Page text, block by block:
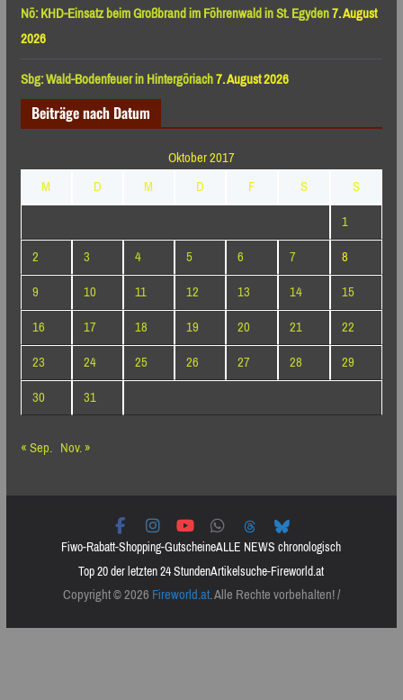
Nö: KHD-Einsatz beim Großbrand im Föhrenwald in St. Egyden7. August
2026
Sbg: Wald-Bodenfeuer in Hintergöriach7. August 2026
Beiträge nach Datum
Oktober 2017
M
D M D F S
S
1
2
3 4 5 6 7
8
9
10 11 12 13 14
15
16
17 18 19 20 21
22
23
24 25 26 27 28
29
30
31
« Sep. Nov. »
Fiwo-Rabatt-Shopping-GutscheineALLE NEWS chronologisch
Top 20 der letzten 24 StundenArtikelsuche-Fireworld.at
Copyright © 2026Fireworld.at. Alle Rechte vorbehalten! /